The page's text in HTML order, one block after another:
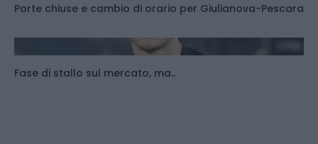
Porte chiuse e cambio di orario per Giulianova-Pescara
Fase di stallo sul mercato, ma..